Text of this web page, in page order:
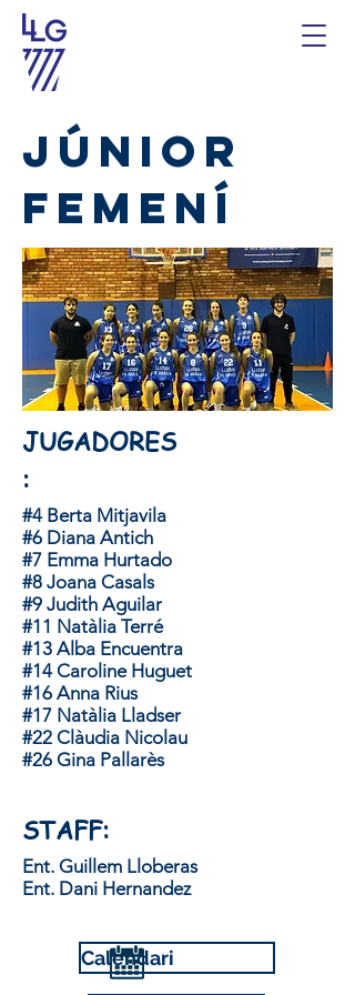
Júnior
femení
JUGADORES
:
#4 Berta Mitjavila
#6 Diana Antich
#7 Emma Hurtado
#8 Joana Casals
#9 Judith Aguilar
#11 Natàlia Terré
#13 Alba Encuentra
#14 Caroline Huguet
#16 Anna Rius
#17 Natàlia Lladser
#22 Clàudia Nicolau
#26 Gina Pallarès
STAFF:
Ent. Guillem Lloberas
Ent. Dani Hernandez
Calendari